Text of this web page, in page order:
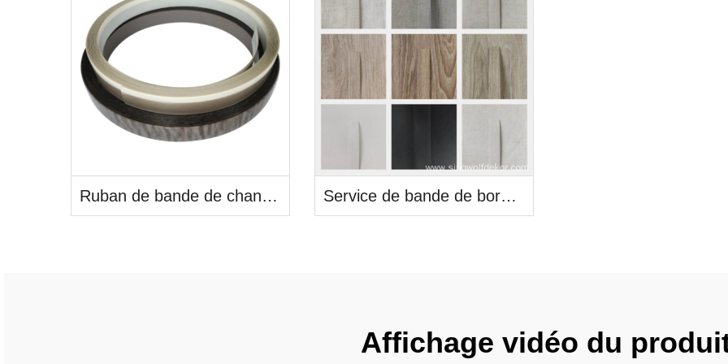
Ruban de bande de chant pour armoires de cuisine de qualité supérieure Service de bande de bord PP couleur personnalisée
Affichage vidéo du